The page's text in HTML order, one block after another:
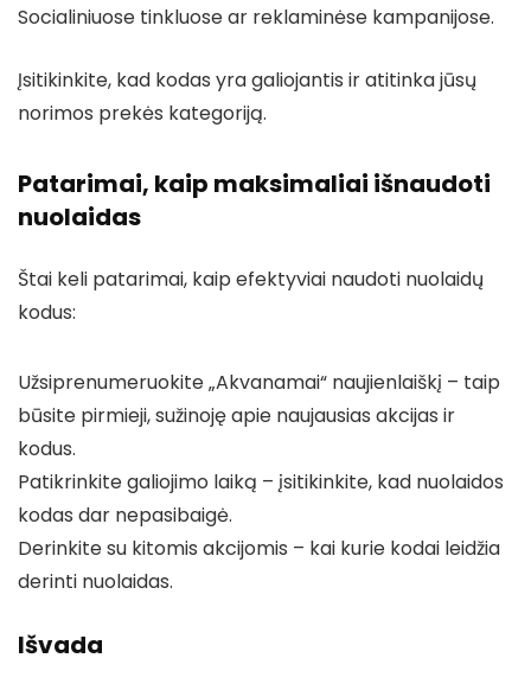
Socialiniuose tinkluose ar reklaminėse kampanijose.
Įsitikinkite, kad kodas yra galiojantis ir atitinka jūsų
norimos prekės kategoriją.
Patarimai, kaip maksimaliai išnaudoti
nuolaidas
Štai keli patarimai, kaip efektyviai naudoti nuolaidų
kodus:
Užsiprenumeruokite „Akvanamai“ naujienlaiškį – taip
būsite pirmieji, sužinoję apie naujausias akcijas ir
kodus.
Patikrinkite galiojimo laiką – įsitikinkite, kad nuolaidos
kodas dar nepasibaigė.
Derinkite su kitomis akcijomis – kai kurie kodai leidžia
derinti nuolaidas.
Išvada